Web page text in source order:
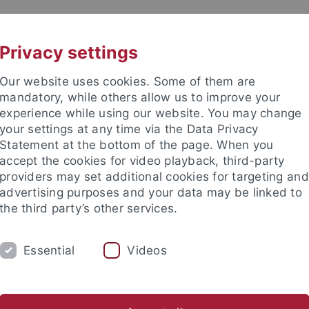
FORSCHUNG EINRICHTUNGEN
Zentren und Institute Nachwuchsförderung
Privacy settings
Our website uses cookies. Some of them are
mandatory, while others allow us to improve your
experience while using our website. You may change
your settings at any time via the Data Privacy
Statement at the bottom of the page. When you
accept the cookies for video playback, third-party
providers may set additional cookies for targeting and
advertising purposes and your data may be linked to
the third party’s other services.
Essential Videos